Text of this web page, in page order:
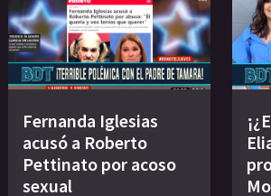
Fernanda Iglesias
acusó a Roberto
Pettinato por acoso
sexual